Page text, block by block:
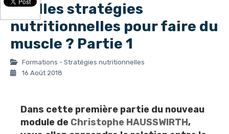
Quelles stratégies
nutritionnelles pour faire du
muscle ? Partie 1
Formations - Stratégies nutritionnelles
16 Août 2018
Dans cette première partie du nouveau
module de Christophe HAUSSWIRTH,